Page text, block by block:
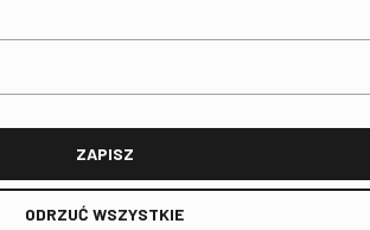
ZAPISZ
ODRZUĆ WSZYSTKIE